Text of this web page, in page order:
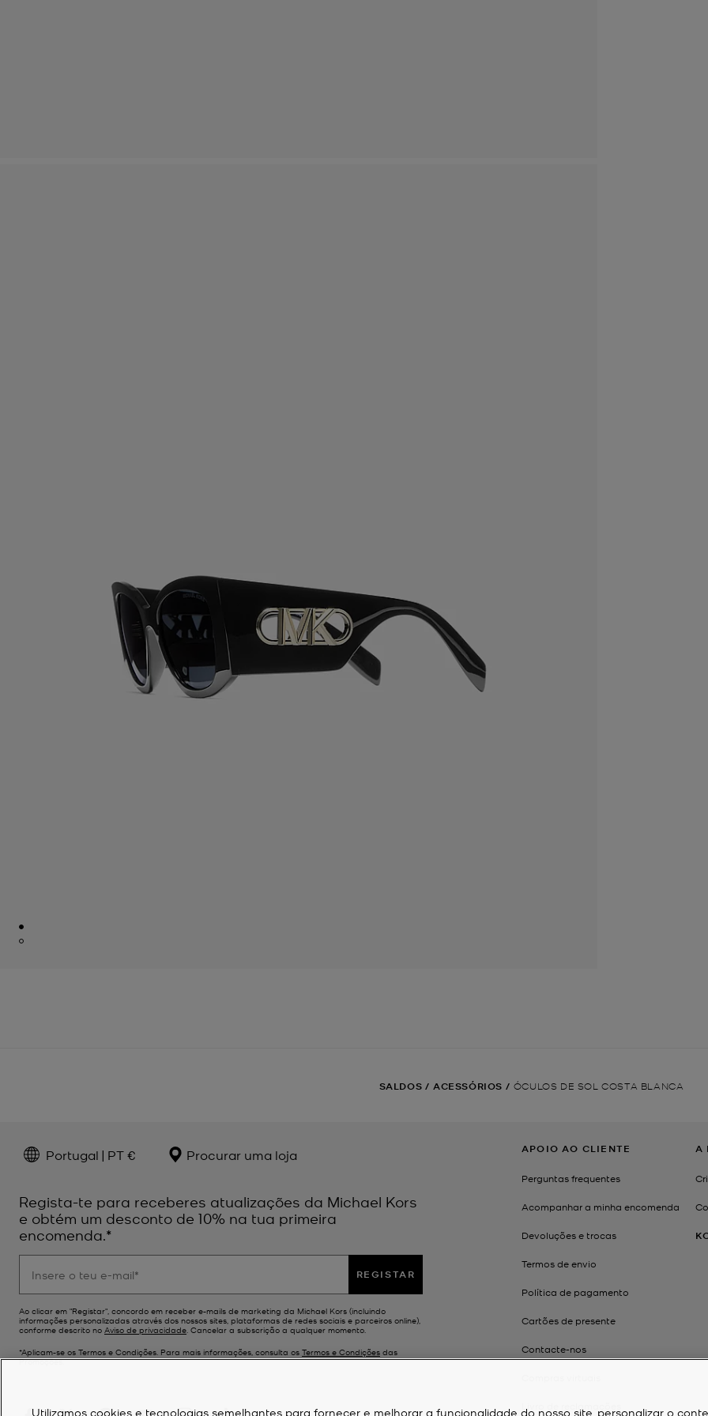
SALDOS / ACESSÓRIOS / ÓCULOS DE SOL COSTA BLANCA
Portugal | PT € Procurar uma loja
Regista-te para receberes atualizações da Michael Kors
e obtém um desconto de 10% na tua primeira
encomenda.*
REGISTAR
Ao clicar em "Registar", concordo em receber e-mails de marketing da Michael Kors (incluindo
informações personalizadas através dos nossos sites, plataformas de redes sociais e parceiros online),
conforme descrito no Aviso de privacidade. Cancelar a subscrição a qualquer momento.
*Aplicam-se os Termos e Condições. Para mais informações, consulta os Termos e Condições das
Promoções.
APOIO AO CLIENTE
Perguntas frequentes
Acompanhar a minha encomenda
Devoluções e trocas
Termos de envio
Política de pagamento
Cartões de presente
Contacte-nos
A
Utilizamos cookies e tecnologias semelhantes para fornecer e melhorar a funcionalidade do nosso site, personalizar o